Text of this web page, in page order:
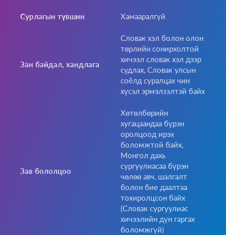
Сурлагын түвшин Хамааралгүй
Зан байдал, хандлага
Словак хэл болон олон
төрлийн сонирхолтой
хичээл словак хэл дээр
судлах, Словак улсын
соёлд суралцах чин
хүсэл эрмэлзэлтэй байх
Зав бололцоо
Хөтөлбөрийн
хугацаандаа бүрэн
оролцоод ирэх
боломжтой байх,
Монгол дахь
сургуулиасаа бүрэн
чөлөө авч, шалгалт
болон бие даалтаа
тохиролцсон байх
(Словак сургуулиас
хичээлийн дүн гаргах
боломжгүй)